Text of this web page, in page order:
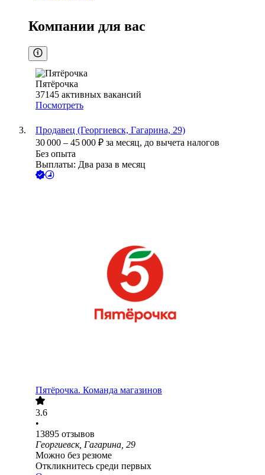
Компании для вас
Пятёрочка
37145 активных вакансий
Посмотреть
Продавец (Георгиевск, Гагарина, 29)
30 000 – 45 000 ₽ за месяц, до вычета налогов
Без опыта
Выплаты: Два раза в месяц
Пятёрочка. Команда магазинов
3.6
•
13895 отзывов
Георгиевск, Гагарина, 29
Можно без резюме
Откликнитесь среди первых